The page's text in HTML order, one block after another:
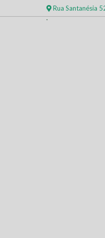
Rua Santanésia